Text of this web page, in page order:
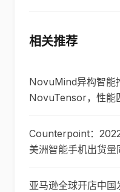
相关推荐
NovuMind异构智能
NovuTensor，性能
Counterpoint：
美洲智能手机出货
亚马逊全球开店中